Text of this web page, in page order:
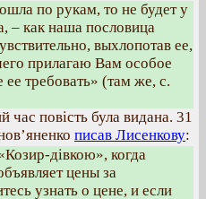
по рукам, то не будет у
– как наша пословица
выхлопотав ее,
прилагаю Вам особое
требовать» (там же, с.
час повість була видана. 31
писав Лисенкову:
дівкою», когда
цены за
узнать о цене, и если